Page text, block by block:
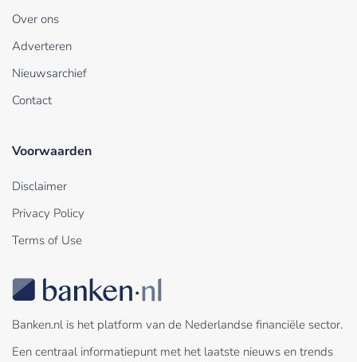
Over ons
Adverteren
Nieuwsarchief
Contact
Voorwaarden
Disclaimer
Privacy Policy
Terms of Use
Banken.nl is het platform van de Nederlandse financiële sector.
Een centraal informatiepunt met het laatste nieuws en trends